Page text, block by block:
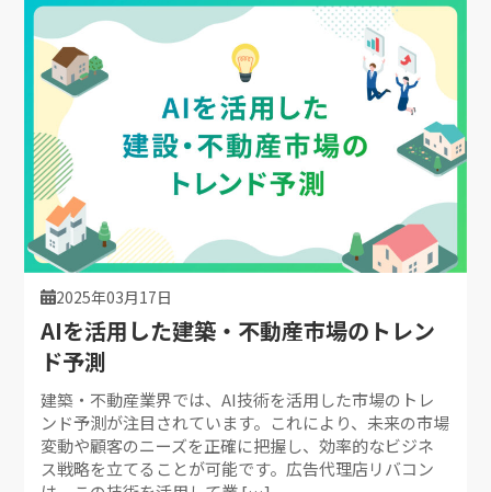
2025年03月17日
AIを活用した建築・不動産市場のトレン
ド予測
建築・不動産業界では、AI技術を活用した市場のトレ
ンド予測が注目されています。これにより、未来の市場
変動や顧客のニーズを正確に把握し、効率的なビジネ
ス戦略を立てることが可能です。広告代理店リバコン